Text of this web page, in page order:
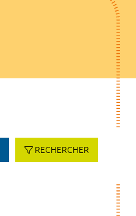
RECHERCHER